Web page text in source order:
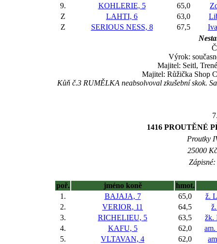
9.
KOHLERIE, 5 65,0
Z
LAHTI, 6 63,0
Z
SERIOUS NESS, 8 67,5
Výrok:
Majitel: Seitl,
Majitel: Růžička Shop
Kůň č.3 RUMĚLKA neabsolvoval zkušební skok.
1416 PROUTĚNÉ
Proutky
25000
poř. jméno koně
hmot.
1.
BAJAJA, 7 65,0
ž.
2.
VERIOR, 11 64,5
3.
RICHELIEU, 5 63,5
žk.
4.
KAFU, 5 62,0
5.
VLTAVAN, 4 62,0